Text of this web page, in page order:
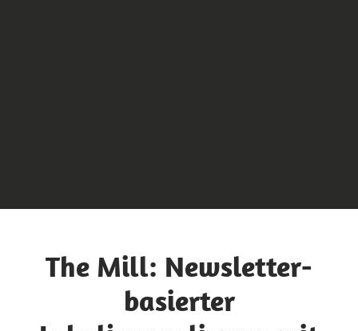
The Mill: Newsletter-
basierter